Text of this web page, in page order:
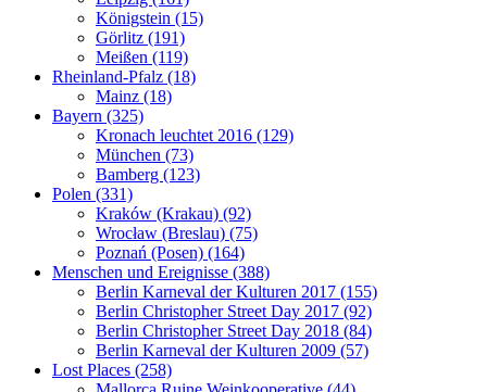
Königstein (15)
Görlitz (191)
Meißen (119)
Rheinland-Pfalz (18)
Mainz (18)
Bayern (325)
Kronach leuchtet 2016 (129)
München (73)
Bamberg (123)
Polen (331)
Kraków (Krakau) (92)
Wrocław (Breslau) (75)
Poznań (Posen) (164)
Menschen und Ereignisse (388)
Berlin Karneval der Kulturen 2017 (155)
Berlin Christopher Street Day 2017 (92)
Berlin Christopher Street Day 2018 (84)
Berlin Karneval der Kulturen 2009 (57)
Lost Places (258)